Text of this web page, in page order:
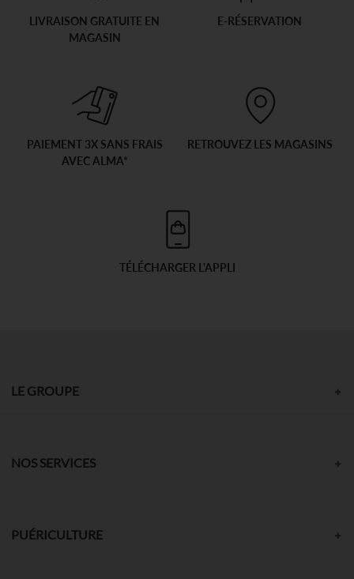
LIVRAISON GRATUITE EN
MAGASIN
E-RÉSERVATION
PAIEMENT 3X SANS FRAIS
AVEC ALMA*
RETROUVEZ LES MAGASINS
TÉLÉCHARGER L'APPLI
LE GROUPE
NOS SERVICES
PUÉRICULTURE